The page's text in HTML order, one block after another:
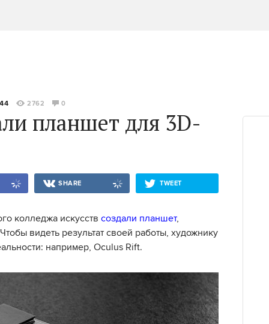
2762 0
планшет для 3D-
SHARE TWEET
колледжа искусств создали планшет,
видеть результат своей работы, художнику
например, Oculus Rift.